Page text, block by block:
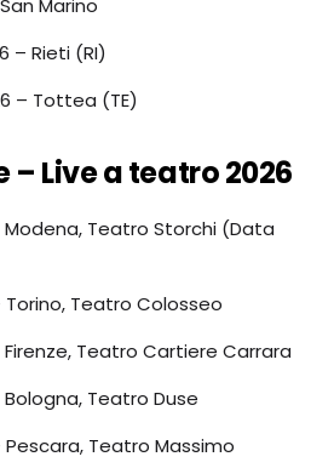
Marino
– Rieti (RI)
– Tottea (TE)
– Live a teatro 2026
Teatro Storchi (Data
Teatro Colosseo
Teatro Cartiere Carrara
Teatro Duse
Pescara, Teatro Massimo